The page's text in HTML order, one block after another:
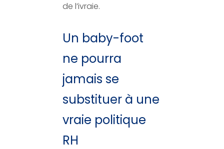
de l’ivraie.
Un baby-foot
ne pourra
jamais se
substituer à une
vraie politique
RH